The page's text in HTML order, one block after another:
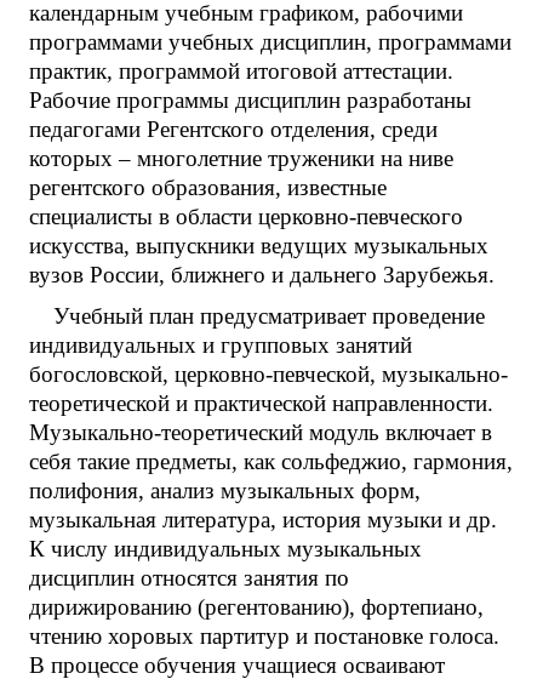
календарным учебным графиком, рабочими
программами учебных дисциплин, программами
практик, программой итоговой аттестации.
Рабочие программы дисциплин разработаны
педагогами Регентского отделения, среди
которых – многолетние труженики на ниве
регентского образования, известные
специалисты в области церковно-певческого
искусства, выпускники ведущих музыкальных
вузов России, ближнего и дальнего Зарубежья.
Учебный план предусматривает проведение
индивидуальных и групповых занятий
богословской, церковно-певческой, музыкально-
теоретической и практической направленности.
Музыкально-теоретический модуль включает в
себя такие предметы, как сольфеджио, гармония,
полифония, анализ музыкальных форм,
музыкальная литература, история музыки и др.
К числу индивидуальных музыкальных
дисциплин относятся занятия по
дирижированию (регентованию), фортепиано,
чтению хоровых партитур и постановке голоса.
В процессе обучения учащиеся осваивают